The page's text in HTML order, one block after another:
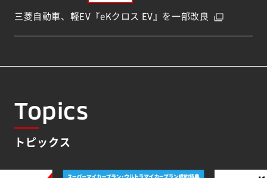
三菱自動車、軽EV『eKクロス EV』を一部改良
Topics
トピックス